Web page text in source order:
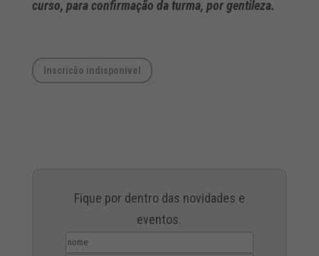
curso, para confirmação da turma, por gentileza.
Inscricão indisponível
Fique por dentro das novidades e
eventos.